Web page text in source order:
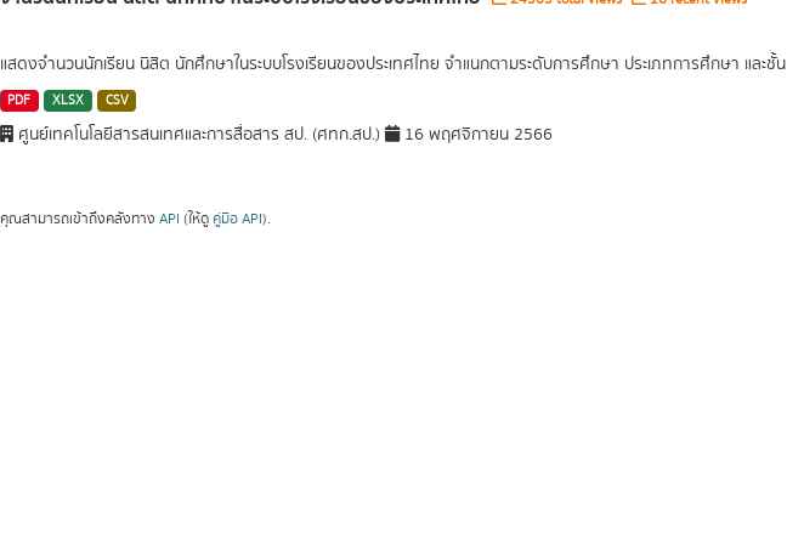
แสดงจำนวนนักเรียน นิสิต นักศึกษาในระบบโรงเรียนของประเทศไทย จำแนกตามระดับการศึกษา ประเภทการศึกษา และชั้น
PDF XLSX CSV
ศูนย์เทคโนโลยีสารสนเทศและการสื่อสาร สป. (ศทก.สป.) 16 พฤศจิกายน 2566
คุณสามารถเข้าถึงคลังทาง API (ให้ดู คู่มือ API).